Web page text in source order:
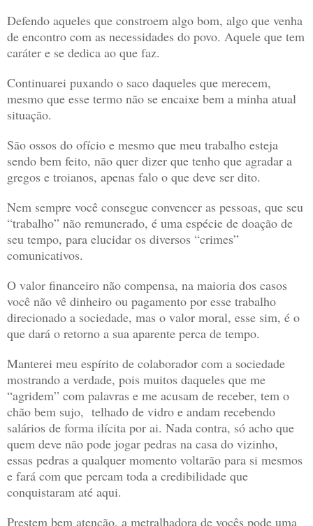
Defendo aqueles que constroem algo bom, algo que venha
de encontro com as necessidades do povo. Aquele que tem
caráter e se dedica ao que faz.
Continuarei puxando o saco daqueles que merecem,
mesmo que esse termo não se encaixe bem a minha atual
situação.
São ossos do ofício e mesmo que meu trabalho esteja
sendo bem feito, não quer dizer que tenho que agradar a
gregos e troianos, apenas falo o que deve ser dito.
Nem sempre você consegue convencer as pessoas, que seu
“trabalho” não remunerado, é uma espécie de doação de
seu tempo, para elucidar os diversos “crimes”
comunicativos.
O valor financeiro não compensa, na maioria dos casos
você não vê dinheiro ou pagamento por esse trabalho
direcionado a sociedade, mas o valor moral, esse sim, é o
que dará o retorno a sua aparente perca de tempo.
Manterei meu espírito de colaborador com a sociedade
mostrando a verdade, pois muitos daqueles que me
“agridem” com palavras e me acusam de receber, tem o
chão bem sujo, telhado de vidro e andam recebendo
salários de forma ilícita por ai. Nada contra, só acho que
quem deve não pode jogar pedras na casa do vizinho,
essas pedras a qualquer momento voltarão para si mesmos
e fará com que percam toda a credibilidade que
conquistaram até aqui.
Prestem bem atenção, a metralhadora de vocês pode uma